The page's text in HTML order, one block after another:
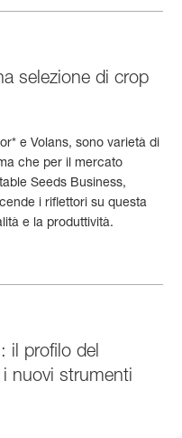
selezione di crop
e Volans, sono varietà di
che per il mercato
Seeds Business,
i riflettori su questa
e la produttività.
il profilo del
nuovi strumenti